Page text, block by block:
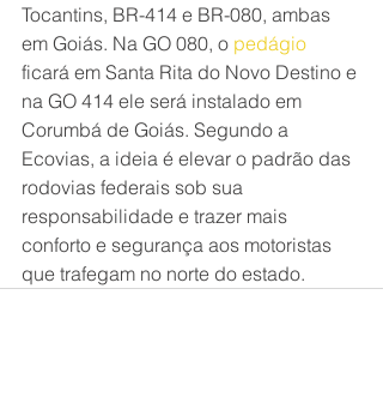
Tocantins, BR-414 e BR-080, ambas
em Goiás. Na GO 080, o pedágio
ficará em Santa Rita do Novo Destino e
na GO 414 ele será instalado em
Corumbá de Goiás. Segundo a
Ecovias, a ideia é elevar o padrão das
rodovias federais sob sua
responsabilidade e trazer mais
conforto e segurança aos motoristas
que trafegam no norte do estado.